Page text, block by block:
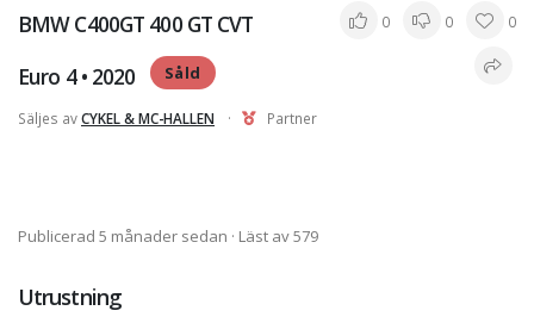
BMW C400GT 400 GT CVT
Euro 4 • 2020
Såld
0 0 0
Säljes avCYKEL & MC-HALLEN · Partner
Publicerad 5 månader sedan · Läst av 579
Utrustning